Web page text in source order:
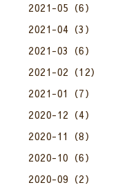
2021-05（6）
2021-04（3）
2021-03（6）
2021-02（12）
2021-01（7）
2020-12（4）
2020-11（8）
2020-10（6）
2020-09（2）